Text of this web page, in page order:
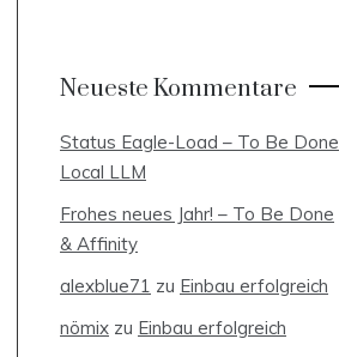
Neueste Kommentare
Status Eagle-Load – To Be Done
Local LLM
Frohes neues Jahr! – To Be Done
& Affinity
alexblue71 zu Einbau erfolgreich
nömix zu Einbau erfolgreich